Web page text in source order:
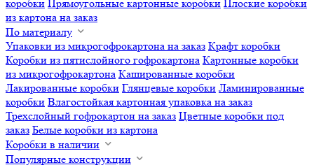
коробки Прямоугольные картонные коробки Плоские коробки
из картона на заказ
По материалу
Упаковки из микрогофрокартона на заказ Крафт коробки
Коробки из пятислойного гофрокартона Картонные коробки
из микрогофрокартона Кашированные коробки
Лакированные коробки Глянцевые коробки Ламинированные
коробки Влагостойкая картонная упаковка на заказ
Трехслойный гофрокартон на заказ Цветные коробки под
заказ Белые коробки из картона
Коробки в наличии
Популярные конструкции